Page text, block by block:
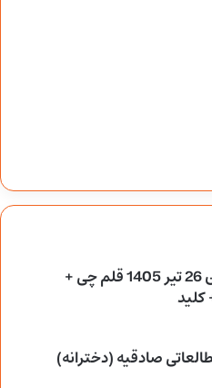
دانلود آزمون 26 تیر 1405 قلم چی +
کلید
صادقیه (دخترانه)